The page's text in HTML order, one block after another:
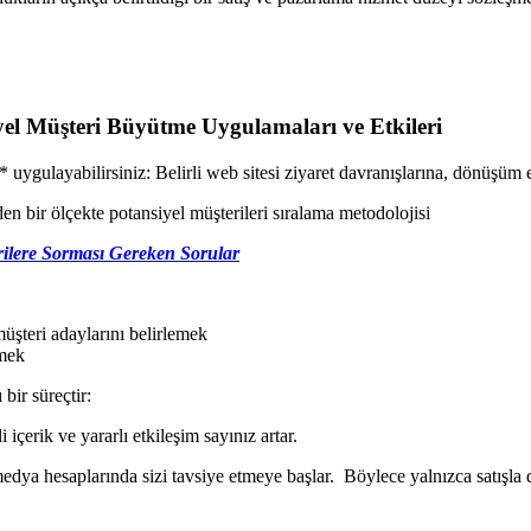
Müşteri Büyütme Uygulamaları ve Etkileri
uygulayabilirsiniz: Belirli web sitesi ziyaret davranışlarına,
bir ölçekte potansiyel müşterileri sıralama metodolojisi
Sorması Gereken Sorular
adaylarını belirlemek
bir süreçtir:
ve yararlı etkileşim sayınız artar.
hesaplarında sizi tavsiye etmeye başlar. Böylece yalnızca